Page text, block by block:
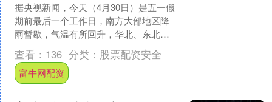
据央视新闻，今天（4月30日）是五一假
期前最后一个工作日，南方大部地区降
雨暂歇，气温有所回升，华北、东北等
多地气温将冲击30℃，或创今年来新
高。不过，随着五一假....
查看： 136 分类： 股票配资安全
富牛网配资